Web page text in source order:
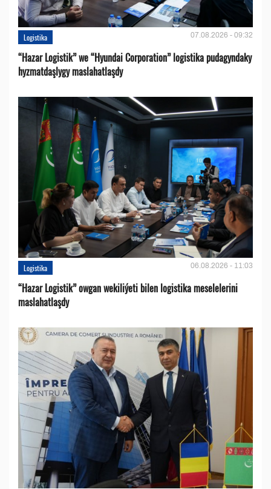
Logistika 07.08.2026 - 09:32
“Hazar Logistik” we “Hyundai Corporation” logistika pudagyndaky
hyzmatdaşlygy maslahatlaşdy
Logistika 06.08.2026 - 11:03
“Hazar Logistik” owgan wekiliýeti bilen logistika meselelerini
maslahatlaşdy